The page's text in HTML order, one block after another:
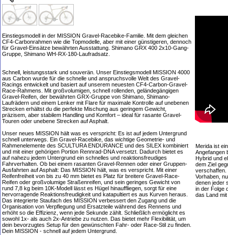
Einstiegsmodell in der MISSION Gravel-Racebike-Familie. Mit dem gleichen
CF4-Carbonrahmen wie die Topmodelle, aber mit einer günstigeren, dennoch
für Gravel-Einsätze bewährten Ausstattung. Shimano GRX 400 2x10-Gang-
Gruppe, Shimano WH-RX-180-Laufradsatz.
Schnell, leistungsstark und souverän. Unser Einstiegsmodell MISSION 4000
aus Carbon wurde für die schnelle und anspruchsvolle Welt des Gravel-
Racings entwickelt und basiert auf unserem neuesten CF4-Carbon-Gravel-
Race-Rahmens. Mit großvolumigen, schnell rollenden, geländegängigen
Gravel-Reifen, der bewährten GRX-Gruppe von Shimano, Shimano-
Laufrädern und einem Lenker mit Flare für maximale Kontrolle auf unebenen
Strecken erhältst du die perfekte Mischung aus geringem Gewicht,
präzisem, aber stabilem Handling und Komfort – ideal für rasante Gravel-
Touren oder unebene Strecken auf Asphalt.
Unser neues MISSION hält was es verspricht: Es ist auf jedem Untergrund
schnell unterwegs. Ein Gravel-Racebike, das wichtige Geometrie- und
Rahmenelemente des SCULTURA ENDURANCE und des SILEX kombiniert
und mit einer gehörigen Portion Rennrad-DNA versetzt. Dadurch bietet es
auf nahezu jedem Untergrund ein schnelles und reaktionsfreudiges
Fahrverhalten. Ob bei einem rasanten Gravel-Rennen oder einer Gruppen-
Ausfahrten auf Asphalt: Das MISSION hält, was es verspricht. Mit einer
Reifenfreiheit von bis zu 40 mm bietet es Platz für breitere Gravel-Race-
Reifen oder großvolumige Straßenreifen, und sein geringes Gewicht von
rund 7,8 kg beim 10K-Modell lässt es Hügel hinauffliegen, sorgt für eine
hervorragende Reaktionsfreudigkeit und katapultiert es aus Kurven heraus.
Das integrierte Staufach des MISSION verbessert den Zugang und die
Organisation von Verpflegung und Ersatzteile während des Rennens und
erhöht so die Effizienz, wenn jede Sekunde zählt. Schließlich ermöglicht es
sowohl 1x- als auch 2x-Antriebe zu nutzen. Das bietet mehr Flexibilität, um
dein bevorzugtes Setup für den gewünschten Fahr- oder Race-Stil zu finden.
Dein MISSION - schnell auf jedem Untergrund.
Merida ist
Angefangen
Hybrid und
dem Ziel
verschaffen.
Vorhaben,
denen jeder
in der Folge
das Land